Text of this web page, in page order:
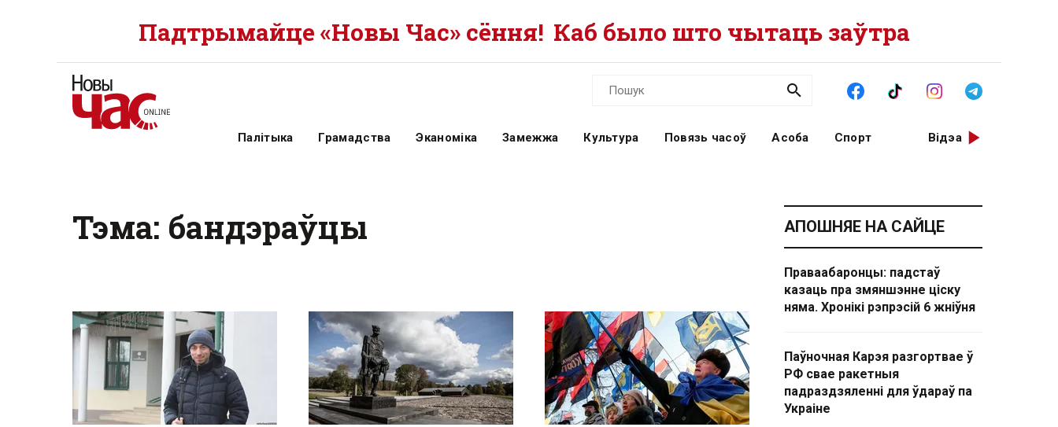
Падтрымайце «Новы Час» сёння! Каб было што чытаць заўтра
Палітыка Грамадства Эканоміка Замежжа Культура Повязь часоў Асоба Спорт Відэа
Тэма: бандэраўцы АПОШНЯЕ НА САЙЦЕ
Праваабаронцы: падстаў
казаць пра змяншэнне ціску
няма. Хронікі рэпрэсій 6 жніўня
Паўночная Карэя разгортвае ў
РФ свае ракетныя
падраздзяленні для ўдараў па
Украіне